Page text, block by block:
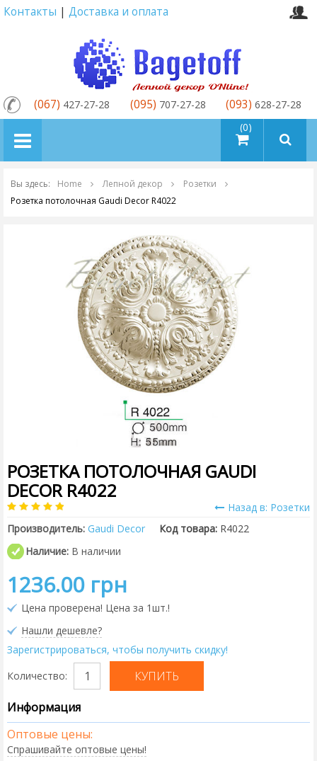
Контакты | Доставка и оплата
товаров (0)
(067) 427-27-28 (095) 707-27-28 (093) 628-27-28
Вы здесь: Home Лепной декор
Розетки
Розетка потолочная Gaudi Decor R4022
РОЗЕТКА ПОТОЛОЧНАЯ GAUDI
DECOR R4022
Назад в: Розетки
Производитель: Gaudi Decor Код товара: R4022
Наличие: В наличии
1236.00 грн
Цена проверена! Цена за 1шт.!
Нашли дешевле?
Зарегистрироваться, чтобы получить скидку!
Количество:
Информация
Оптовые цены:
Спрашивайте оптовые цены!